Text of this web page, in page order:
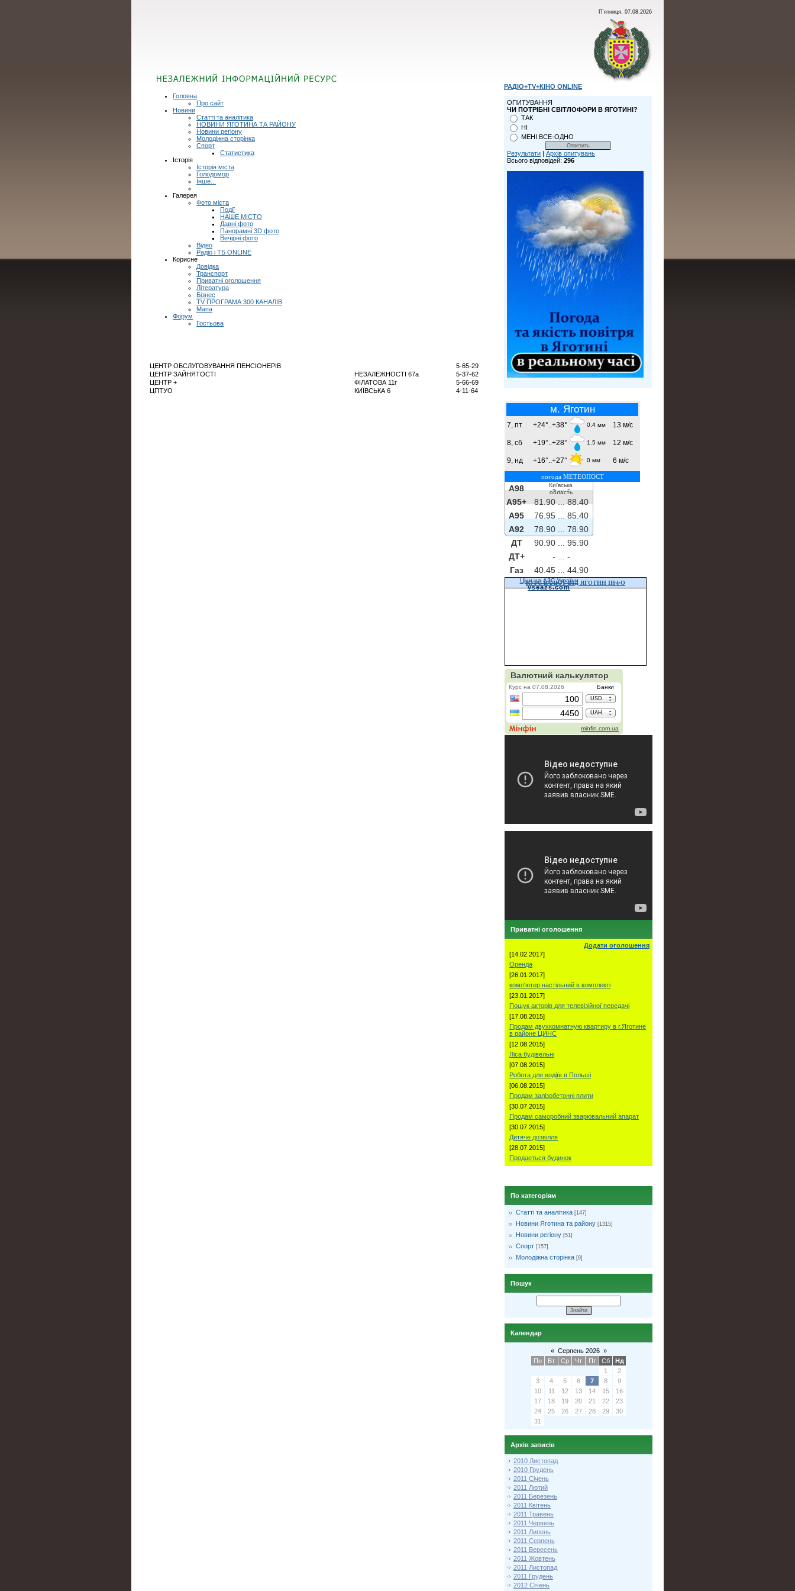
П`ятниця, 07.08.2026
Головна
Про сайт
Новини
Статті та аналітика
НОВИНИ ЯГОТИНА ТА РАЙОНУ
Новини регіону
Молодіжна сторінка
Спорт
Статистика
Історія
Історія міста
Голодомор
Інше...
Галерея
Фото міста
Події
НАШЕ МІСТО
Давні фото
Панорамні 3D фото
Вечірні фото
Відео
Радіо і ТБ ONLINE
Корисне
Довідка
Транспорт
Приватні оголошення
Література
Бізнес
TV ПРОГРАМА 300 КАНАЛІВ
Мапа
Форум
Гостьова
ЦЕНТР ОБСЛУГОВУВАННЯ ПЕНСІОНЕРІВ
5-65-29
ЦЕНТР ЗАЙНЯТОСТІ
НЕЗАЛЕЖНОСТІ 67а
5-37-62
ЦЕНТР +
ФІЛАТОВА 11г
5-66-69
ЦПТУО
КИЇВСЬКА 6 4-11-64
РАДІО+TV+КІНО ONLINE
ОПИТУВАННЯ
ЧИ ПОТРІБНІ СВІТЛОФОРИ В ЯГОТИНІ?
ТАК
НІ
МЕНІ ВСЕ-ОДНО
Результати | Архів опитувань
Всього відповідей: 296
м. Яготин
7, пт +24°..+38° 0.4 мм 13 м/с
8, сб +19°..+28° 1.5 мм 12 м/с
9, нд +16°..+27° 0 мм 6 м/с
погода МЕТЕОПОСТ
Київська
область
A98 - ...-
A95+
81.90 ...
88.40
A95
76.95 ...
85.40
A92
78.90 ...
78.90
ДТ
90.90 ...
95.90
ДТ+
- ...
-
Газ
40.45 ... 44.90
Ціни на АЗС України
vseazs.com
КУРС ВАЛЮТ ВІД ЯГОТИН ІНФО
Приватні оголошення
Додати оголошення
[14.02.2017]
Оренда
[26.01.2017]
комп'ютер настільний в комплекті
[23.01.2017]
Пошук акторів для телевізійної передачі
[17.08.2015]
Продам двухкомнатную квартиру в г.Яготине
в районе ЦИНС
[12.08.2015]
Ліса будівельні
[07.08.2015]
Робота для водіїв в Польші
[06.08.2015]
Продам залізобетонні плити
[30.07.2015]
Продам саморобний зварювальний апарат
[30.07.2015]
Дитяче дозвілля
[28.07.2015]
Продаеться будинок
По категоріям
Статті та аналітика [147]
Новини Яготина та району [1315]
Новини регіону [51]
Спорт [157]
Молодіжна сторінка [9]
Пошук
Календар
« Серпень 2026 »
Пн
Вт Ср Чт Пт Сб
Нд
1
2
3
4 5 6 7 8
9
10
11 12 13 14 15
16
17
18 19 20 21 22
23
24
25 26 27 28 29
30
31
Архів записів
2010 Листопад
2010 Грудень
2011 Січень
2011 Лютий
2011 Березень
2011 Квітень
2011 Травень
2011 Червень
2011 Липень
2011 Серпень
2011 Вересень
2011 Жовтень
2011 Листопад
2011 Грудень
2012 Січень